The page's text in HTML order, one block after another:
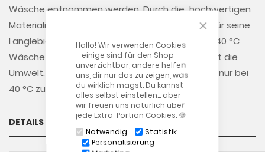
CLOSE
Hallo! Wir verwenden Cookies
– einige sind für den Shop
unverzichtbar, andere helfen
uns, dir nur das zu zeigen, was
du wirklich magst. Du kannst
alles selbst einstellen… aber
wir freuen uns natürlich über
jede Extra-Portion Cookies. 🍪
Notwendig
Statistik
Personalisierung
Wäsche entnommen werden. Durch die hochwertigen
Materialien zeichnet sich das Kissen vor allem für seine
Langlebigkeit aus. Tipp: In der Regel reicht eine 40 °C
Wäsche völlig aus. Das spart Energie und schont die
Umwelt. Daher empfehlen wir, unsere Produkte nur bei
40 °C zu waschen.
DETAILS